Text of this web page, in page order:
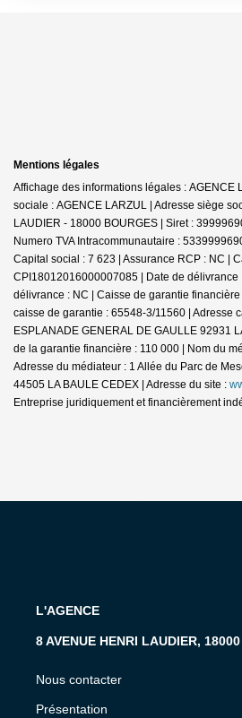
Mentions légales
Affichage des informations légales : AGENCE
sociale : AGENCE LARZUL | Adresse siège
LAUDIER - 18000 BOURGES | Siret :
Numero TVA Intracommunautaire :
Capital social : 7 623 | Assurance RCP : NC |
CPI18012016000007085 | Date de délivrance
délivrance : NC | Caisse de garantie financière
caisse de garantie : 65548-3/11560 | Adresse
ESPLANADE GENERAL DE GAULLE 92931
de la garantie financière : 110 000 | Nom du
Adresse du médiateur : 1 Allée du Parc de
44505 LA BAULE CEDEX | Adresse du site :
Entreprise juridiquement et financièrement
L'AGENCE
8 AVENUE HENRI LAUDIER,
Nous contacter
Présentation